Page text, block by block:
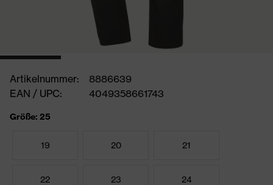
Artikelnummer:
8886639
EAN / UPC:
4049358661743
Größe: 25
19 20 21
22 23 24